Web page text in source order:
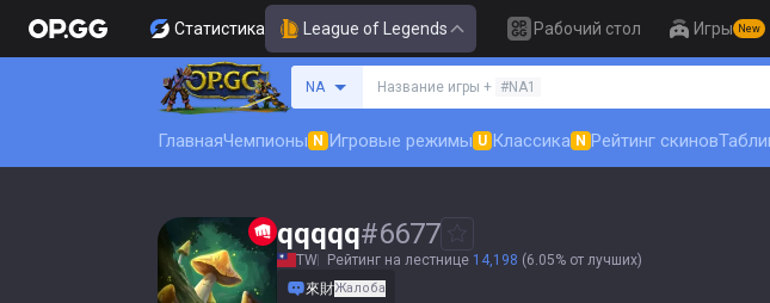
Статистика League of Legends Рабочий стол Игры New
NA Название игры + #NA1
ГлавнаяЧемпионы N Игровые режимы U Классика N Рейтинг скинов
qqqqq#6677
TW Рейтинг на лестнице 14,198 (6.05% от лучших)
來財Жалоба